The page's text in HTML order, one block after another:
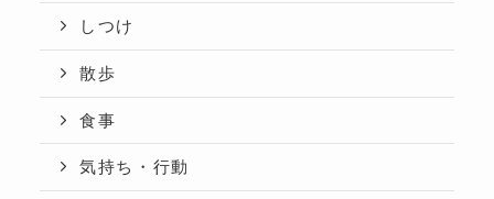
しつけ
散歩
食事
気持ち・行動